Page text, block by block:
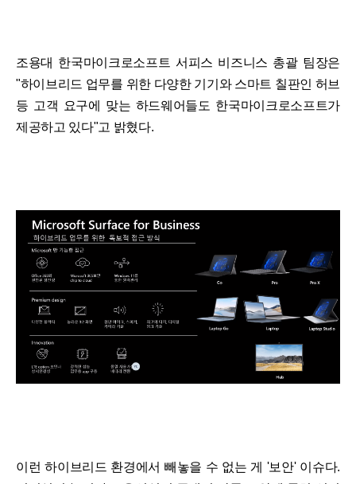
조용대 한국마이크로소프트 서피스 비즈니스 총괄 팀장은
"하이브리드 업무를 위한 다양한 기기와 스마트 칠판인 허브
등 고객 요구에 맞는 하드웨어들도 한국마이크로소프트가
제공하고 있다"고 밝혔다.
이런 하이브리드 환경에서 빼놓을 수 없는 게 '보안' 이슈다.